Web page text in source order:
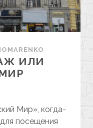
ИЛИ
Мир», когда-
посещения